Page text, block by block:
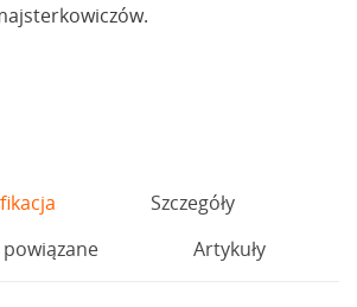
Szczegóły
Artykuły